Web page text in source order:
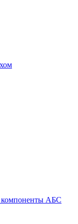
компоненты АБС